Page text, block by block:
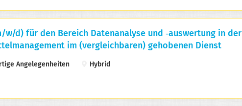
w/d) für den Bereich Daten­analyse und ‑auswertung in der
im (vergleichbaren) gehobenen Dienst
Angelegenheiten Hybrid